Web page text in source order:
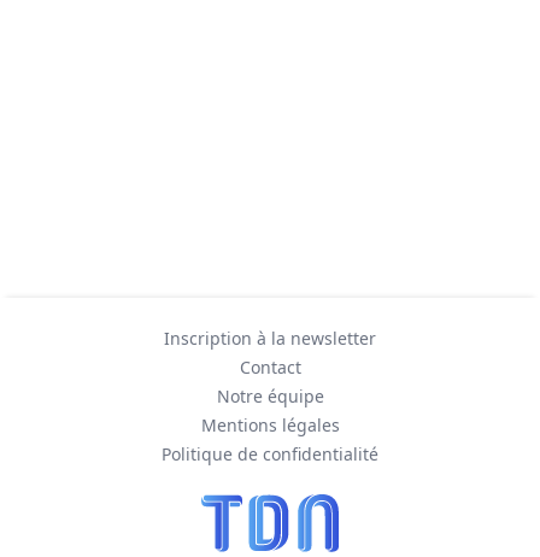
Inscription à la newsletter
Contact
Notre équipe
Mentions légales
Politique de confidentialité